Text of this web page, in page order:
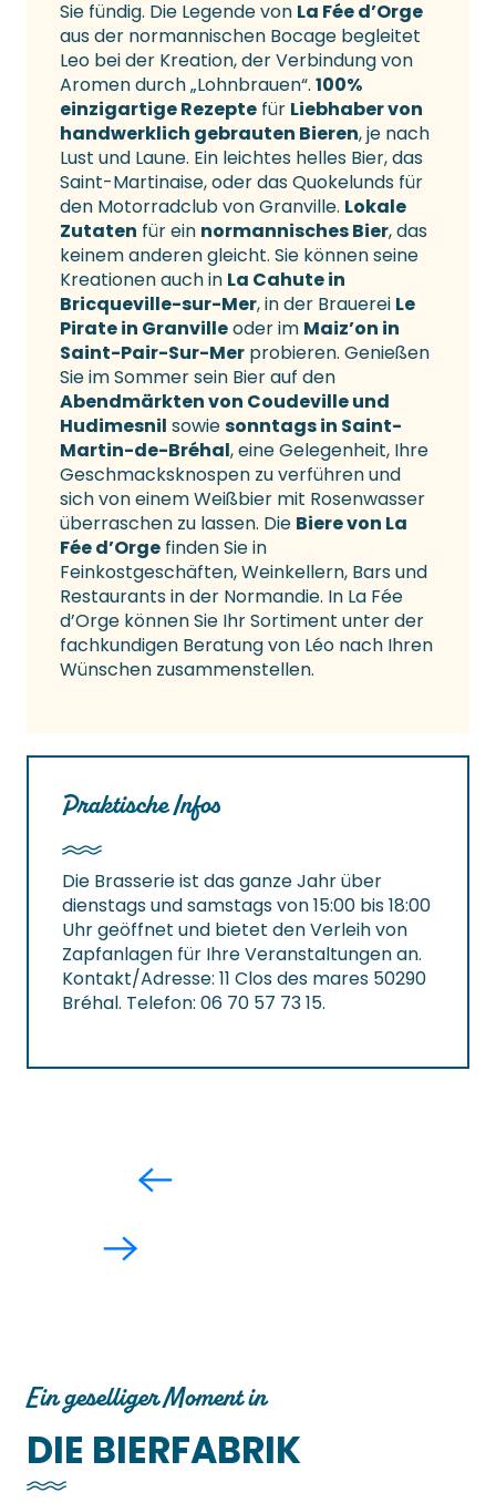
Sie fündig. Die Legende von La Fée d’Orge
aus der normannischen Bocage begleitet
Leo bei der Kreation, der Verbindung von
Aromen durch „Lohnbrauen“. 100%
einzigartige Rezepte für Liebhaber von
handwerklich gebrauten Bieren, je nach
Lust und Laune. Ein leichtes helles Bier, das
Saint-Martinaise, oder das Quokelunds für
den Motorradclub von Granville. Lokale
Zutaten für ein normannisches Bier, das
keinem anderen gleicht. Sie können seine
Kreationen auch in La Cahute in
Bricqueville-sur-Mer, in der Brauerei Le
Pirate in Granvilleoder im Maiz’on in
Saint-Pair-Sur-Mer probieren. Genießen
Sie im Sommer sein Bier auf den
Abendmärkten von Coudeville und
Hudimesnil sowiesonntags in Saint-
Martin-de-Bréhal, eine Gelegenheit, Ihre
Geschmacksknospen zu verführen und
sich von einem Weißbier mit Rosenwasser
überraschen zu lassen. Die Biere von La
Fée d’Orge finden Sie in
Feinkostgeschäften, Weinkellern, Bars und
Restaurants in der Normandie. In La Fée
d’Orge können Sie Ihr Sortiment unter der
fachkundigen Beratung von Léo nach Ihren
Wünschen zusammenstellen.
Praktische Infos
Die Brasserie ist das ganze Jahr über
dienstags und samstags von 15:00 bis 18:00
Uhr geöffnet und bietet den Verleih von
Zapfanlagen für Ihre Veranstaltungen an.
Kontakt/Adresse: 11 Clos des mares 50290
Bréhal. Telefon: 06 70 57 73 15.
Ein geselliger Moment in
DIE BIERFABRIK